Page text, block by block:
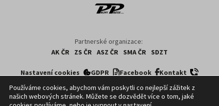
Partnerské organizace:
AK ČR
ZS ČR ASZ ČR SMA ČR SDZT
Nastavení cookies GDPR Facebook Kontakt
Copyright ©2026 ČTK. Profi Press, s.r.o. využívá zpravodajství z databází ČTK,
Používáme cookies, abychom vám poskytli co nejlepší zážitek z
našich webových stránek. Můžete se dozvědět více o tom, jaké